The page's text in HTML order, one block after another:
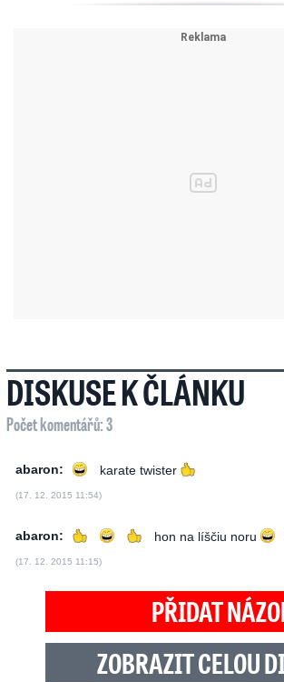
DISKUSE K ČLÁNKU
Počet komentářů: 3
abaron: karate twister
(17. 12. 2015 11:54)
abaron: hon na líščiu noru
(17. 12. 2015 11:15)
PŘIDAT
ZOBRAZIT CELOU